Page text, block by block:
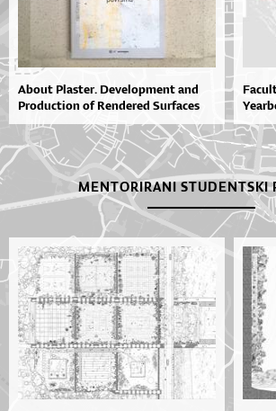
About Plaster. Development and
Production of Rendered Surfaces
MENTORIRANI STUDENTSKI